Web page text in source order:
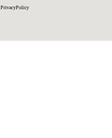
PrivacyPolicy